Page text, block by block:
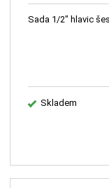
Sada 1/2" hlavic
Skladem